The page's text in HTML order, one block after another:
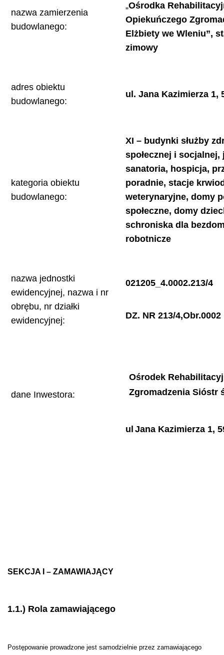
nazwa zamierzenia
budowlanego:
„Ośrodka
Opiekuńczego
Elżbiety we Wleniu”,
zimowy
adres obiektu
budowlanego:
ul. Jana Kazimierza 1,
kategoria obiektu
budowlanego:
XI – budynki służby
społecznej i socjalnej,
sanatoria, hospicja,
poradnie, stacje
weterynaryjne, domy
społeczne, domy
schroniska dla
robotnicze
nazwa jednostki
ewidencyjnej, nazwa i nr
obrębu, nr działki
ewidencyjnej:
021205_4.0002.213/4
DZ. NR 213/4,Obr.0002
dane Inwestora:
Ośrodek
Zgromadzenia Sióstr
ul Jana Kazimierza 1,
SEKCJA I – ZAMAWIAJĄCY
1.1.) Rola zamawiającego
Postępowanie prowadzone jest samodzielnie przez zamawiającego